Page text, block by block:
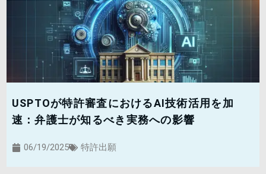
USPTOが特許審査におけるAI技術活用を加
速：弁護士が知るべき実務への影響
06/19/2025 特許出願